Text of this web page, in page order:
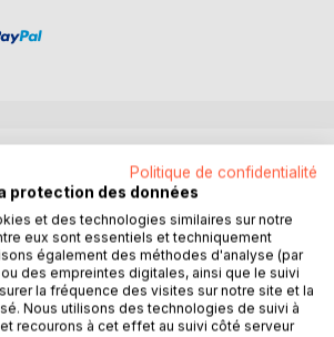
acheté pour un enfant qui ne
laissé dans le silence, avant de
première : accueillir le vie. A partir
et fidèle, c'est toute une lignée qui se
Gérard à Virginie, David, Corinne,
Politique de confidentialité
protection des données
et des technologies similaires sur notre
eux sont essentiels et techniquement
également des méthodes d'analyse (par
des empreintes digitales, ainsi que le suivi
la fréquence des visites sur notre site et la
Nous utilisons des technologies de suivi à
recourons à cet effet au suivi côté serveur